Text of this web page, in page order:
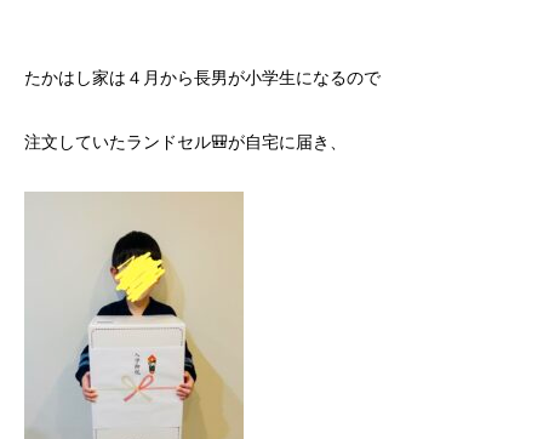
たかはし家は４月から長男が小学生になるので
注文していたランドセル🎒が自宅に届き、